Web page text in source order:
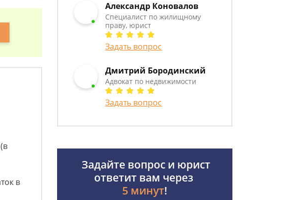
в
Александр Коновалов
Специалист по жилищному
праву, юрист
Задать вопрос
Дмитрий Бородинский
Адвокат по недвижимости
Задать вопрос
Задайте вопрос и юрист
ответит вам через
5 минут!